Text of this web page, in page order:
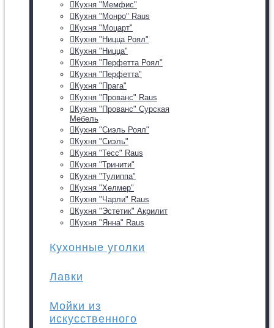
Кухня "Мемфис"
Кухня "Монро" Raus
Кухня "Моцарт"
Кухня "Ницца Роял"
Кухня "Ницца"
Кухня "Перфетта Роял"
Кухня "Перфетта"
Кухня "Прага"
Кухня "Прованс" Raus
Кухня "Прованс" Сурская
Мебель
Кухня "Сиэль Роял"
Кухня "Сиэль"
Кухня "Тесс" Raus
Кухня "Тринити"
Кухня "Тулиппа"
Кухня "Хелмер"
Кухня "Чарли" Raus
Кухня "Эстетик" Акрилит
Кухня "Янна" Raus
Кухонные уголки
Лавки
Мойки из
искусственного